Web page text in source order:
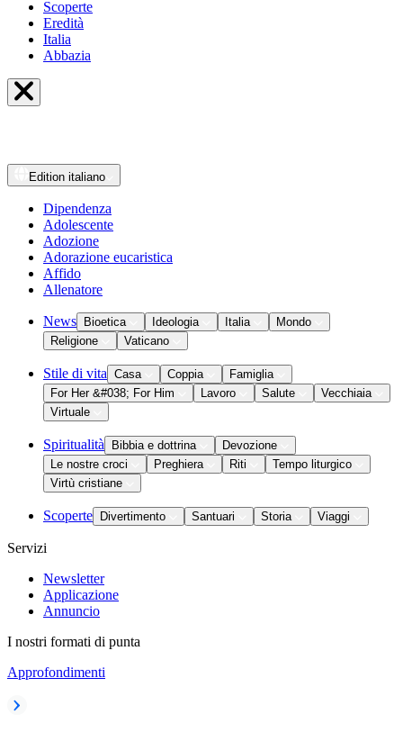
Scoperte
Eredità
Italia
Abbazia
Edition italiano
Dipendenza
Adolescente
Adozione
Adorazione eucaristica
Affido
Allenatore
News Bioetica Ideologia Italia
Mondo
Religione
Vaticano
Stile di vita Casa Coppia
Famiglia
For Her &#038; For Him
Lavoro Salute
Vecchiaia
Virtuale
Spiritualità Bibbia e dottrina
Devozione
Le nostre croci
Preghiera Riti
Tempo liturgico
Virtù cristiane
Scoperte Divertimento Santuari Storia Viaggi
Servizi
Newsletter
Applicazione
Annuncio
I nostri formati di punta
Approfondimenti